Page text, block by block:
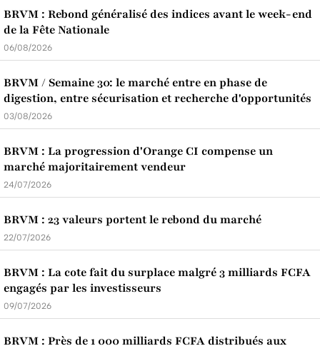
BRVM : Rebond généralisé des indices avant le week-end
de la Fête Nationale
06/08/2026
BRVM / Semaine 30: le marché entre en phase de
digestion, entre sécurisation et recherche d'opportunités
03/08/2026
BRVM : La progression d'Orange CI compense un
marché majoritairement vendeur
24/07/2026
BRVM : 23 valeurs portent le rebond du marché
22/07/2026
BRVM : La cote fait du surplace malgré 3 milliards FCFA
engagés par les investisseurs
09/07/2026
BRVM : Près de 1 000 milliards FCFA distribués aux